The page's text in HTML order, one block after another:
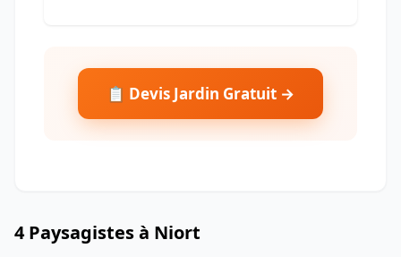
📋 Devis Jardin Gratuit →
4 Paysagistes à Niort